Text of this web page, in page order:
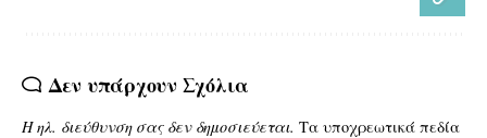
Δεν υπάρχουν Σχόλια
Η ηλ. διεύθυνση σας δεν δημοσιεύεται. Τα υποχρεωτικά πεδία